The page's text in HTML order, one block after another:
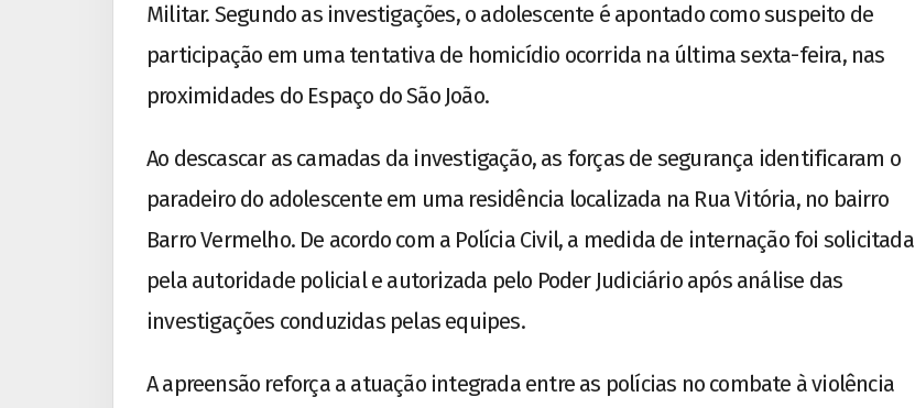
Militar. Segundo as investigações, o adolescente é apontado como suspeito de
participação em uma tentativa de homicídio ocorrida na última sexta-feira, nas
proximidades do Espaço do São João.
Ao descascar as camadas da investigação, as forças de segurança identificaram o
paradeiro do adolescente em uma residência localizada na Rua Vitória, no bairro
Barro Vermelho. De acordo com a Polícia Civil, a medida de internação foi solicitada
pela autoridade policial e autorizada pelo Poder Judiciário após análise das
investigações conduzidas pelas equipes.
A apreensão reforça a atuação integrada entre as polícias no combate à violência